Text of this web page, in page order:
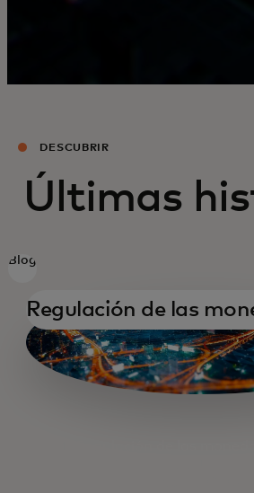
inventando y colaborando
DESCUBRIR
Últimas
Blog
Regulación de las
estables